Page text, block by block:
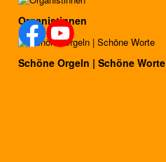
Organistinnen
Schöne Orgeln | Schöne Worte